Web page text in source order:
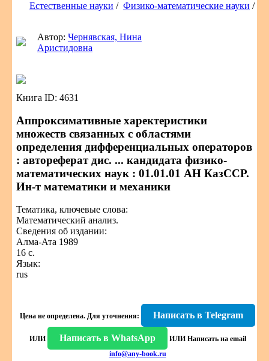
Естественные науки / Физико-математические науки /
Автор: Чернявская, Нина
Аристидовна
Книга ID: 4631
Аппроксимативные харектеристики
множеств связанных с областями
определения дифференциальных операторов
: автореферат дис. ... кандидата физико-
математических наук : 01.01.01 АН КазССР.
Ин-т математики и механики
Тематика, ключевые слова:
Математический анализ.
Сведения об издании:
Алма-Ата 1989
16 с.
Язык:
rus
Цена не определена. Для уточнения: Написать в Telegram
ИЛИ Написать в WhatsApp ИЛИ Написать на email
info@any-book.ru